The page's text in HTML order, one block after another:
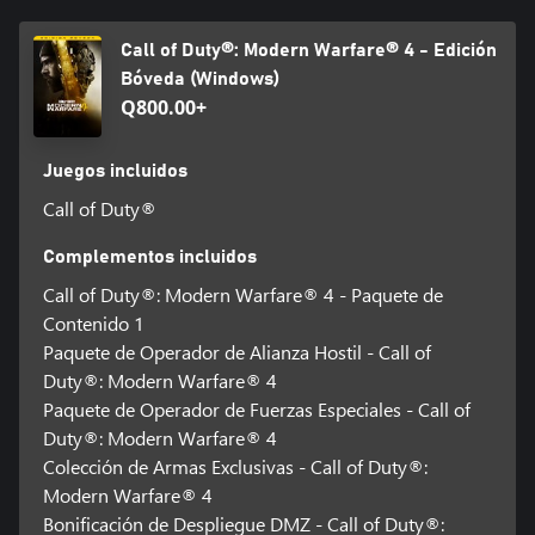
Es posible que se requiera espacio de almacenamiento adicional
para las actualizaciones obligatorias del juego.
Para más información, visita www.callofduty.com.
contiene tecnología de software con licencia de Id Software ('Id
Call of Duty®: Modern Warfare® 4 - Edición
Bóveda (Windows)
Q800.00+
Juegos incluidos
Call of Duty®
Complementos incluidos
Call of Duty®: Modern Warfare® 4 - Paquete de
Contenido 1
Paquete de Operador de Alianza Hostil - Call of
Duty®: Modern Warfare® 4
Paquete de Operador de Fuerzas Especiales - Call of
Duty®: Modern Warfare® 4
Colección de Armas Exclusivas - Call of Duty®:
Modern Warfare® 4
Bonificación de Despliegue DMZ - Call of Duty®: